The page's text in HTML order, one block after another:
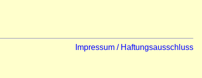
Impressum / Haftungsausschluss